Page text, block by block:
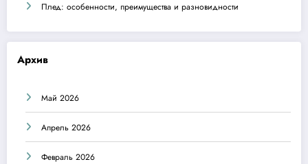
Плед: особенности, преимущества и разновидности
Архив
Май 2026
Апрель 2026
Февраль 2026